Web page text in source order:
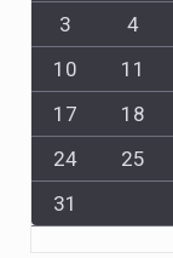
3
4
10
11
17
18
24
25
31